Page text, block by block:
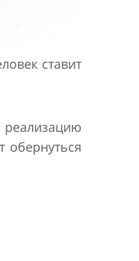
ставит
реализацию
обернуться